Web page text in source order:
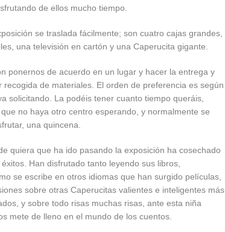
de ellos mucho tiempo.
sición se traslada fácilmente; son cuatro cajas grandes,
una televisión en cartón y una Caperucita gigante.
ponernos de acuerdo en un lugar y hacer la entrega y
recogida de materiales. El orden de preferencia es según
solicitando. La podéis tener cuanto tiempo queráis,
no haya otro centro esperando, y normalmente se
una quincena.
quiera que ha ido pasando la exposición ha cosechado
Han disfrutado tanto leyendo sus libros,
se escribe en otros idiomas que han surgido películas,
sobre otras Caperucitas valientes e inteligentes más
y sobre todo risas muchas risas, ante esta niña
mete de lleno en el mundo de los cuentos.